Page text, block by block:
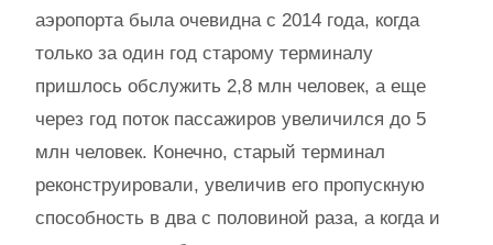
аэропорта была очевидна с 2014 года, когда
только за один год старому терминалу
пришлось обслужить 2,8 млн человек, а еще
через год поток пассажиров увеличился до 5
млн человек. Конечно, старый терминал
реконструировали, увеличив его пропускную
способность в два с половиной раза, а когда и